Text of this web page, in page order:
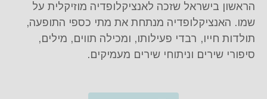
הראשון בישראל שזכה לאנציקלופדיה מוזיקלית על
שמו. האנציקלופדיה מנתחת את מתי כספי התופעה,
תולדות חייו, רבדי פעילותו, ומכילה תווים, מילים,
סיפורי שירים וניתוחי שירים מעמיקים.